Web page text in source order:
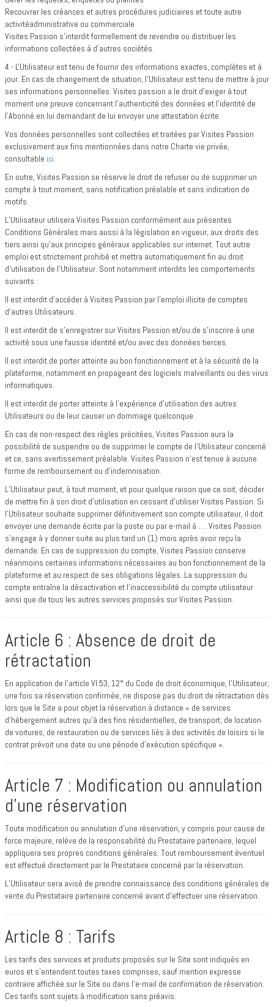
Recouvrer les créances et autres procédures judiciaires et toute autre
activitéadministrative ou commerciale
Visites Passion s’interdit formellement de revendre ou distribuer les
informations collectées à d’autres sociétés.
4.- L'Utilisateur est tenu de fournir des informations exactes, complètes et à
jour. En cas de changement de situation, l'Utilisateur est tenu de mettre à jour
ses informations personnelles. Visites passion a le droit d'exiger à tout
moment une preuve concernant l'authenticité des données et l'identité de
l'Abonné en lui demandant de lui envoyer une attestation écrite.
Vos données personnelles sont collectées et traitées par Visites Passion
exclusivement aux fins mentionnées dans notre Charte vie privée,
consultable ici.
En outre, Visites Passion se réserve le droit de refuser ou de supprimer un
compte à tout moment, sans notification préalable et sans indication de
motifs.
L’Utilisateur utilisera Visites Passion conformément aux présentes
Conditions Générales mais aussi à la législation en vigueur, aux droits des
tiers ainsi qu’aux principes généraux applicables sur internet. Tout autre
emploi est strictement prohibé et mettra automatiquement fin au droit
d'utilisation de l’Utilisateur. Sont notamment interdits les comportements
suivants :
Il est interdit d'accéder à Visites Passion par l'emploi illicite de comptes
d'autres Utilisateurs.
Il est interdit de s'enregistrer sur Visites Passion et/ou de s’inscrire à une
activité sous une fausse identité et/ou avec des données tierces.
Il est interdit de porter atteinte au bon fonctionnement et à la sécurité de la
plateforme, notamment en propageant des logiciels malveillants ou des virus
informatiques.
Il est interdit de porter atteinte à l’expérience d’utilisation des autres
Utilisateurs ou de leur causer un dommage quelconque.
En cas de non-respect des règles précitées, Visites Passion aura la
possibilité de suspendre ou de supprimer le compte de l’Utilisateur concerné
et ce, sans avertissement préalable. Visites Passion n’est tenue à aucune
forme de remboursement ou d’indemnisation.
L’Utilisateur peut, à tout moment, et pour quelque raison que ce soit, décider
de mettre fin à son droit d’utilisation en cessant d’utiliser Visites Passion. Si
l’Utilisateur souhaite supprimer définitivement son compte utilisateur, il doit
envoyer une demande écrite par la poste ou par e-mail à …. Visites Passion
s’engage à y donner suite au plus tard un (1) mois après avoir reçu la
demande. En cas de suppression du compte, Visites Passion conserve
néanmoins certaines informations nécessaires au bon fonctionnement de la
plateforme et au respect de ses obligations légales. La suppression du
compte entraîne la désactivation et l’inaccessibilité du compte utilisateur
ainsi que de tous les autres services proposés sur Visites Passion.
Article 6 : Absence de droit de
rétractation
En application de l’article VI.53, 12° du Code de droit économique, l’Utilisateur,
une fois sa réservation confirmée, ne dispose pas du droit de rétractation dès
lors que le Site a pour objet la réservation à distance « de services
d'hébergement autres qu'à des fins résidentielles, de transport, de location
de voitures, de restauration ou de services liés à des activités de loisirs si le
contrat prévoit une date ou une période d'exécution spécifique ».
Article 7 : Modification ou annulation
d’une réservation
Toute modification ou annulation d’une réservation, y compris pour cause de
force majeure, relève de la responsabilité du Prestataire partenaire, lequel
appliquera ses propres conditions générales. Tout remboursement éventuel
est effectué directement par le Prestataire concerné par la réservation.
L’Utilisateur sera avisé de prendre connaissance des conditions générales de
vente du Prestataire partenaire concerné avant d’effectuer une réservation.
Article 8 : Tarifs
Les tarifs des services et produits proposés sur le Site sont indiqués en
euros et s’entendent toutes taxes comprises, sauf mention expresse
contraire affichée sur le Site ou dans l’e-mail de confirmation de réservation.
Ces tarifs sont sujets à modification sans préavis.